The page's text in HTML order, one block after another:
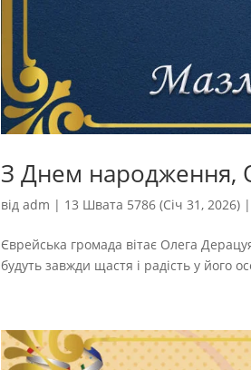
З Днем народження,
відadm | 13 Швата 5786 (Січ 31, 2026) |
Єврейська громада вітає Олега
будуть завжди щастя і радість у його